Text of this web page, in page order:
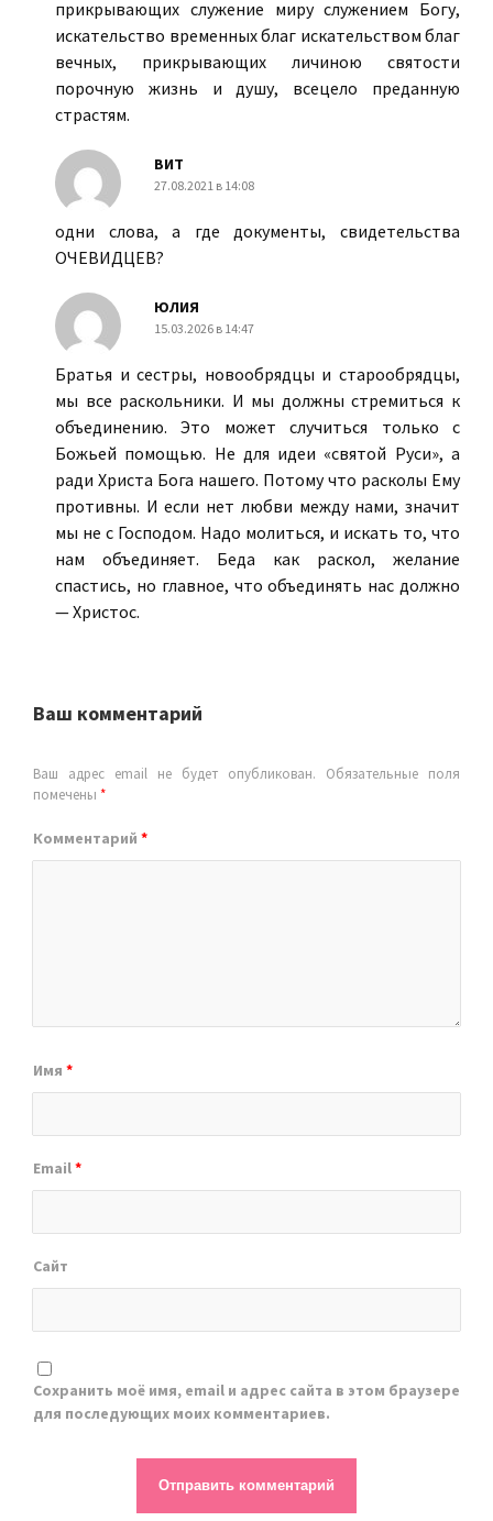
прикрывающих служение миру служением Богу,
искательство временных благ искательством благ
вечных, прикрывающих личиною святости
порочную жизнь и душу, всецело преданную
страстям.
ВИТ
27.08.2021 в 14:08
одни слова, а где документы, свидетельства
ОЧЕВИДЦЕВ?
ЮЛИЯ
15.03.2026 в 14:47
Братья и сестры, новообрядцы и старообрядцы,
мы все раскольники. И мы должны стремиться к
объединению. Это может случиться только с
Божьей помощью. Не для идеи «святой Руси», а
ради Христа Бога нашего. Потому что расколы Ему
противны. И если нет любви между нами, значит
мы не с Господом. Надо молиться, и искать то, что
нам объединяет. Беда как раскол, желание
спастись, но главное, что объединять нас должно
— Христос.
Ваш комментарий
Ваш адрес email не будет опубликован.
Обязательные поля
помечены *
Комментарий *
Имя *
Email*
Сайт
Сохранить моё имя, email и адрес сайта в этом браузере
для последующих моих комментариев.